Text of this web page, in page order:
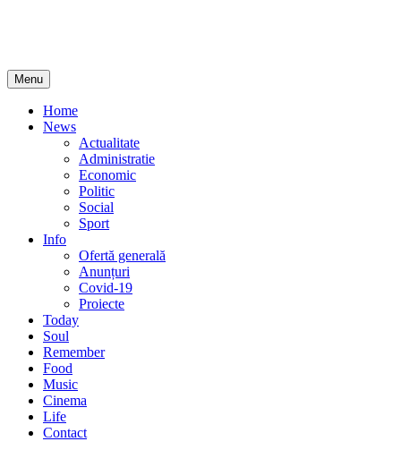
Menu Skip
to
content
Home
News
Actualitate
Administratie
Economic
Politic
Social
Sport
Info
Ofertă generală
Anunțuri
Covid-19
Proiecte
Today
Soul
Remember
Food
Music
Cinema
Life
Contact